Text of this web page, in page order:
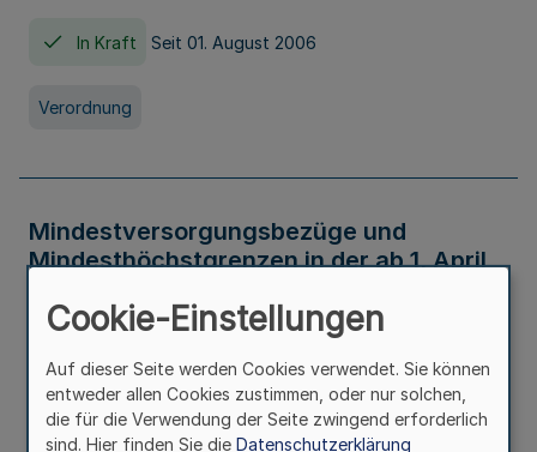
In Kraft Seit 01. August 2006
Verordnung
Mindestversorgungsbezüge und
Mindesthöchstgrenzen in der ab 1. April
Verwaltungsvorschrift
Cookie-Einstellungen
Auf dieser Seite werden Cookies verwendet. Sie können
entweder allen Cookies zustimmen, oder nur solchen,
die für die Verwendung der Seite zwingend erforderlich
sind. Hier finden Sie die Datenschutzerklärung